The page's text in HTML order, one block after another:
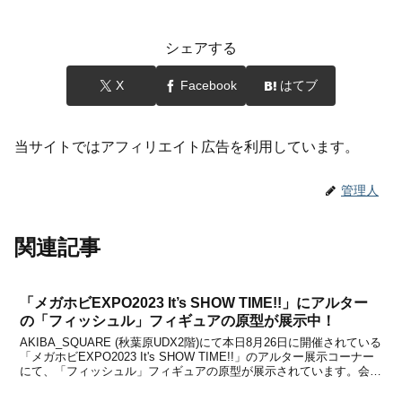
シェアする
X Facebook はてブ
当サイトではアフィリエイト広告を利用しています。
管理人
関連記事
「メガホビEXPO2023 It’s SHOW TIME!!」にアルター
の「フィッシュル」フィギュアの原型が展示中！
AKIBA_SQUARE (秋葉原UDX2階)にて本日8月26日に開催されている
「メガホビEXPO2023 It's SHOW TIME!!」のアルター展示コーナー
にて、「フィッシュル」フィギュアの原型が展示されています。会場